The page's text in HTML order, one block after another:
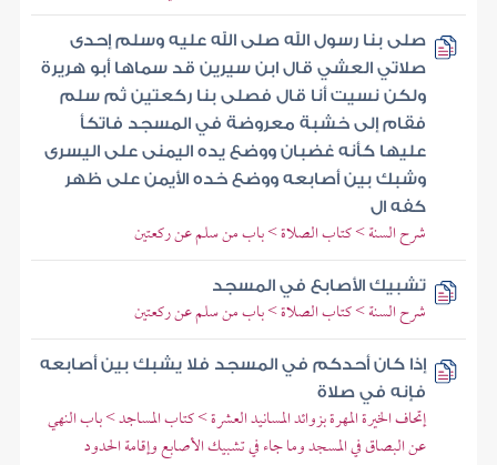
صلى بنا رسول الله صلى الله عليه وسلم إحدى
صلاتي العشي قال ابن سيرين قد سماها أبو هريرة
ولكن نسيت أنا قال فصلى بنا ركعتين ثم سلم
فقام إلى خشبة معروضة في المسجد فاتكأ
عليها كأنه غضبان ووضع يده اليمنى على اليسرى
وشبك بين أصابعه ووضع خده الأيمن على ظهر
كفه ال
شرح السنة > كتاب الصلاة > باب من سلم عن ركعتين
تشبيك الأصابع في المسجد
شرح السنة > كتاب الصلاة > باب من سلم عن ركعتين
إذا كان أحدكم في المسجد فلا يشبك بين أصابعه
فإنه في صلاة
إتحاف الخيرة المهرة بزوائد المسانيد العشرة > كتاب المساجد > باب النهي
عن البصاق في المسجد وما جاء في تشبيك الأصابع وإقامة الحدود